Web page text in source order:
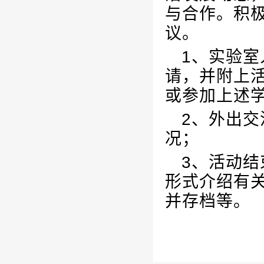
与合作。积
议。
1、实验
请，并附上
或参加上述
2、外出
况；
3、活动
形式介绍有
并存档等。